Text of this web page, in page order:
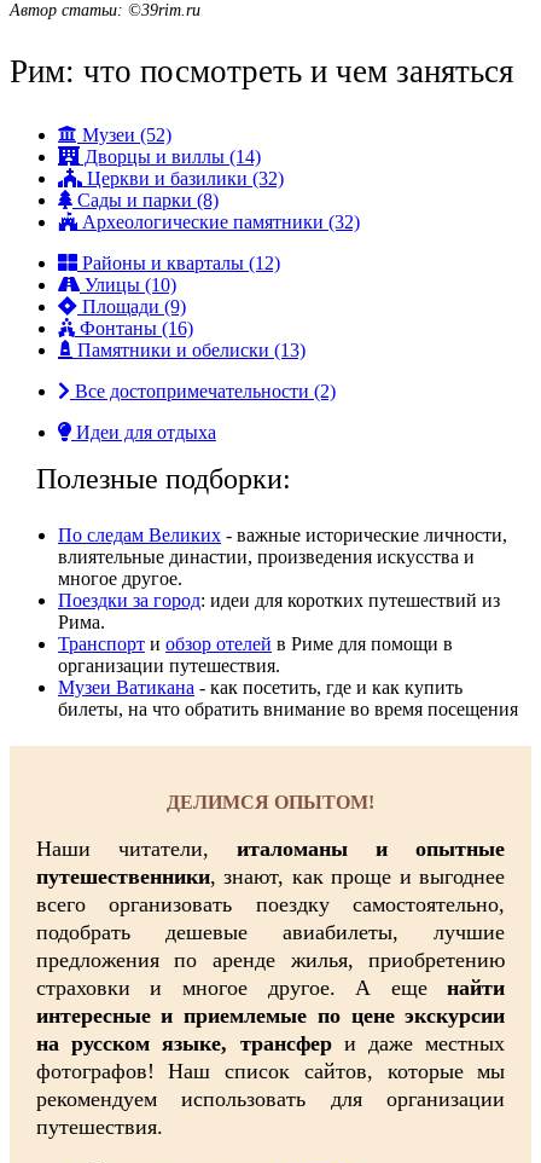
Автор статьи: ©39rim.ru
Рим: что посмотреть и чем заняться
Музеи (52)
Дворцы и виллы (14)
Церкви и базилики (32)
Сады и парки (8)
Археологические памятники (32)
Районы и кварталы (12)
Улицы (10)
Площади (9)
Фонтаны (16)
Памятники и обелиски (13)
Все достопримечательности (2)
Идеи для отдыха
Полезные подборки:
По следам Великих - важные исторические личности,
влиятельные династии, произвeдения искусства и
многое другое.
Поездки за город: идеи для коротких путешествий из
Рима.
Транспорт и обзор отелей в Риме для помощи в
организации путешествия.
Музеи Ватикана - как посетить, где и как купить
билеты, на что обратить внимание во время посещения
ДЕЛИМСЯ ОПЫТОМ!
Наши читатели, италоманы и опытные
путешественники, знают, как проще и выгоднее
всего организовать поездку самостоятельно,
подобрать дешевые авиабилеты, лучшие
предложения по аренде жилья, приобретению
страховки и многое другое. А ещенайти
интересные и приемлемые по цене экскурсии
на русском языке, трансфери даже местных
фотографов! Наш список сайтов, которые мы
рекомендуем использовать для организации
путешествия.